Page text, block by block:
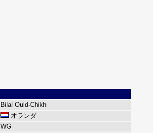
Bilal Ould-Chikh
オランダ
WG